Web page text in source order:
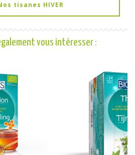
tisanes HIVER
vous intéresser :